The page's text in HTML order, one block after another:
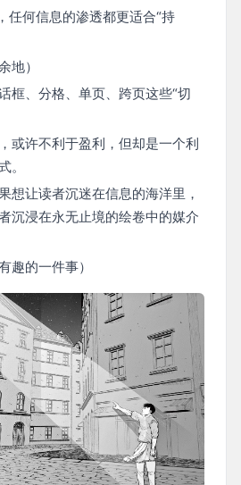
任何信息的渗透都更适合“持
地）
框、分格、单页、跨页这些“切
或许不利于盈利，但却是一个利
。
想让读者沉迷在信息的海洋里，
沉浸在永无止境的绘卷中的媒介
趣的一件事）